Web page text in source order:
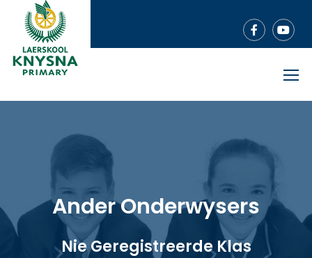
Ander Onderwysers
Nie Geregistreerde Klas